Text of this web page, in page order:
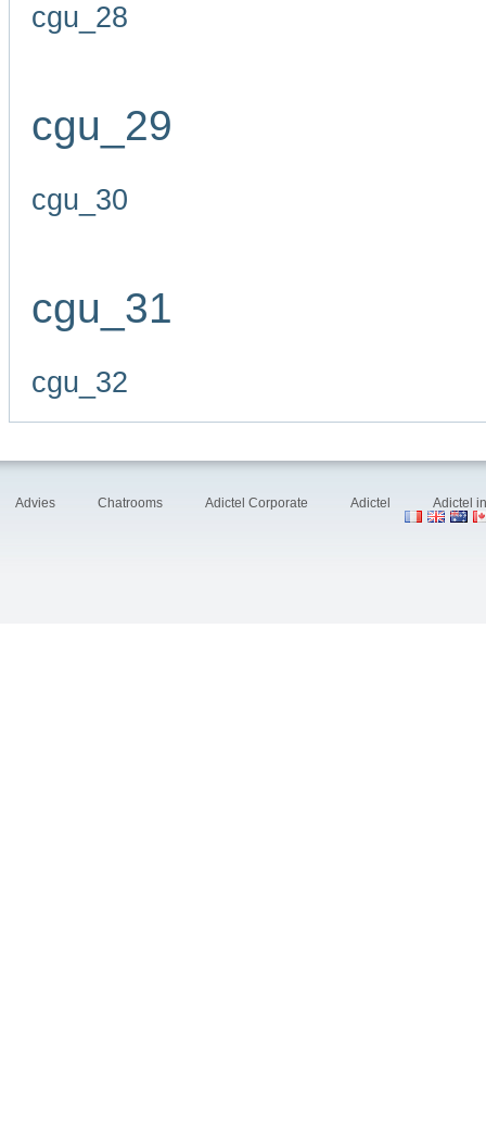
cgu_28
cgu_29
cgu_30
cgu_31
cgu_32
Advies Chatrooms Adictel Corporate Adictel Adictel